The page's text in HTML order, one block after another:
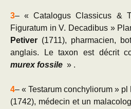
3– « Catalogus Classicus &
Figuratum in V. Decadibus »
Petiver (1711), pharmacien,
anglais. Le taxon est décrit
murex fossile » .
4– « Testarum conchyliorum » pl
(1742), médecin et un